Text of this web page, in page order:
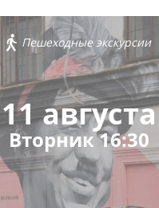
Пешеходные экскурсии
11 августа
Вторник 16:30